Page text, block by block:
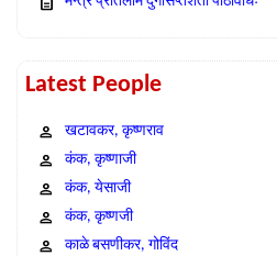
Latest People
खटावकर, कृष्णराव
कंक, कृष्णाजी
कंक, येसाजी
कंक, कृष्णजी
काळे बसणीकर, गोविंद